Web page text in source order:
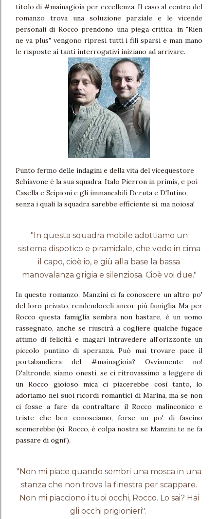
titolo di #mainagioia per eccellenza. Il caso al centro del
romanzo trova una soluzione parziale e le vicende
personali di Rocco prendono una piega critica, in "Rien
ne va plus" vengono ripresi tutti i fili sparsi e man mano
le risposte ai tanti interrogativi iniziano ad arrivare.
Punto fermo delle indagini e della vita del vicequestore
Schiavone è la sua squadra, Italo Pierron in primis, e poi
Casella e Scipioni e gli immancabili Deruta e D'Intino,
senza i quali la squadra sarebbe efficiente sì, ma noiosa!
"In questa squadra mobile adottiamo un
sistema dispotico e piramidale, che vede in cima
il capo, cioè io, e giù alla base la bassa
manovalanza grigia e silenziosa. Cioè voi due."
In questo romanzo, Manzini ci fa conoscere un altro po'
del loro privato, rendendoceli ancor più famiglia. Ma per
Rocco questa famiglia sembra non bastare, è un uomo
rassegnato, anche se riuscirà a cogliere qualche fugace
attimo di felicità e magari intravedere all'orizzonte un
piccolo puntino di speranza. Può mai trovare pace il
portabandiera del #mainagioia? Ovviamente no!
D'altronde, siamo onesti, se ci ritrovassimo a leggere di
un Rocco gioioso mica ci piacerebbe così tanto, lo
adoriamo nei suoi ricordi romantici di Marina, ma se non
ci fosse a fare da contraltare il Rocco malinconico e
triste che ben conosciamo, forse un po' di fascino
scemerebbe (sì, Rocco, è colpa nostra se Manzini te ne fa
passare di ogni!).
"Non mi piace quando sembri una mosca in una
stanza che non trova la finestra per scappare.
Non mi piacciono i tuoi occhi, Rocco. Lo sai? Hai
gli occhi prigionieri".